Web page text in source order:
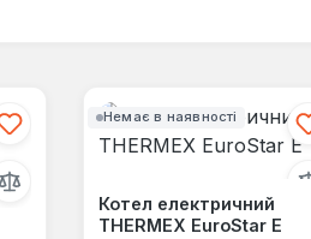
Немає в наявності
Котел електричний
THERMEX EuroStar E